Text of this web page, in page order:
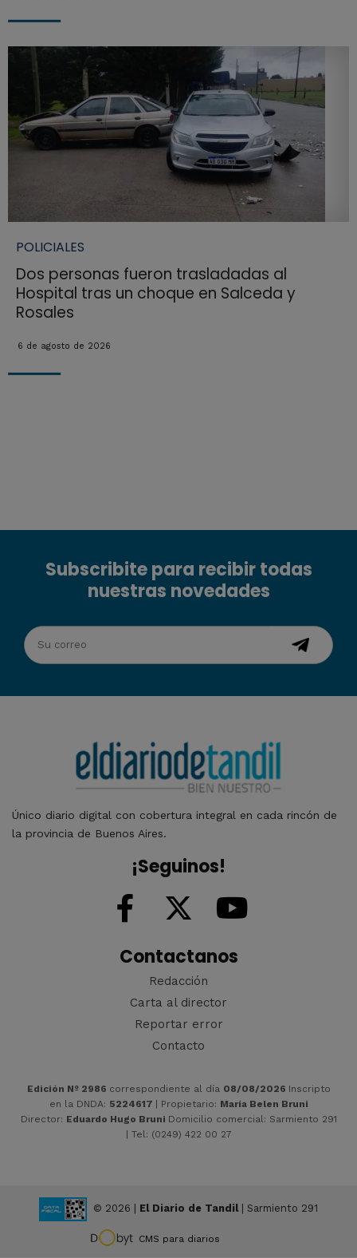
POLICIALES
Dos personas fueron trasladadas al
Hospital tras un choque en Salceda y
Rosales
6 de agosto de 2026
Subscribite para recibir todas
nuestras novedades
Único diario digital con cobertura integral en cada rincón de
la provincia de Buenos Aires.
¡Seguinos!
Contactanos
Redacción
Carta al director
Reportar error
Contacto
Edición Nº 2986 correspondiente al día 08/08/2026 Inscripto
en la DNDA: 5224617 | Propietario: María Belen Bruni
Director: Eduardo Hugo Bruni Domicilio comercial: Sarmiento 291
| Tel: (0249) 422 00 27
© 2026 | El Diario de Tandil| Sarmiento 291
CMS para diarios